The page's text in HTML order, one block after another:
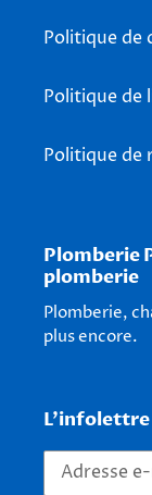
Politique de
Politique de
Politique de
Plomberie
plomberie
Plomberie,
plus encore.
L'infolettre